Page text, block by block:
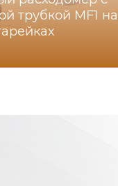
трубкой MF1 на